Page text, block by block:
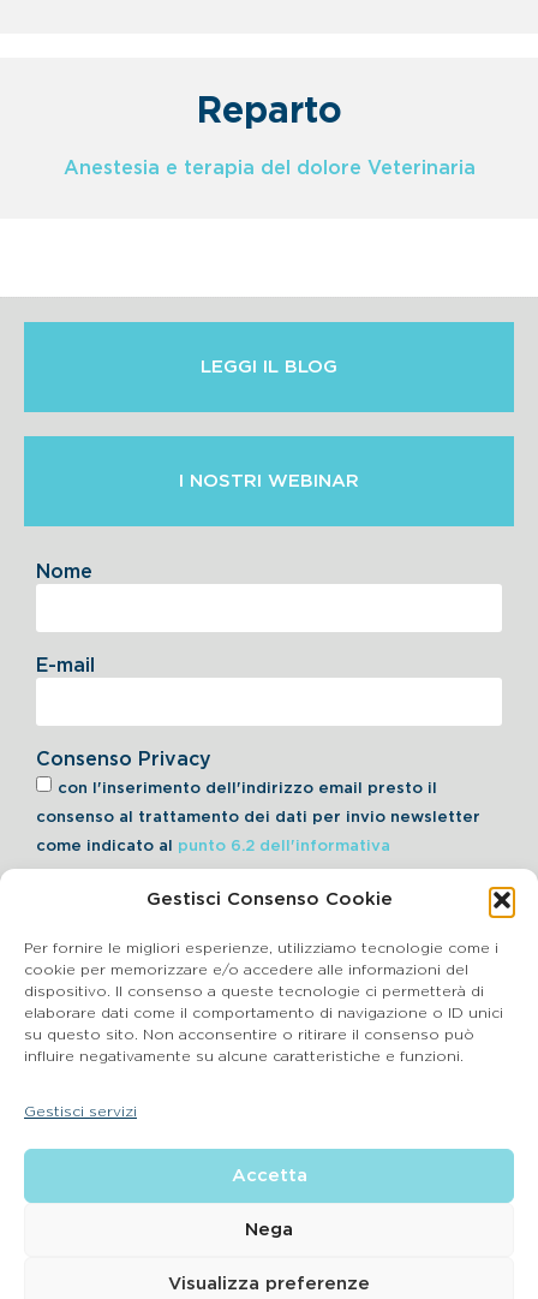
Gestisci Consenso Cookie
Per fornire le migliori esperienze, utilizziamo tecnologie come i
cookie per memorizzare e/o accedere alle informazioni del
dispositivo. Il consenso a queste tecnologie ci permetterà di
elaborare dati come il comportamento di navigazione o ID unici
su questo sito. Non acconsentire o ritirare il consenso può
influire negativamente su alcune caratteristiche e funzioni.
Gestisci servizi
Accetta
Nega
Visualizza preferenze
Reparto
Anestesia e terapia del dolore Veterinaria
LEGGI IL BLOG
I NOSTRI WEBINAR
Consenso Privacy
con l'inserimento dell'indirizzo email presto il
consenso al trattamento dei dati per invio newsletter
come indicato al punto 6.2 dell'informativa
Nome
E-mail
Iscriviti alla Newsletter
Cookie Policy
P.IVA 03864990134 SDI:SUBM70N REA: BS – 602533 – Capitale
sociale deliberato 34,732.500, i.v. –
| Email: